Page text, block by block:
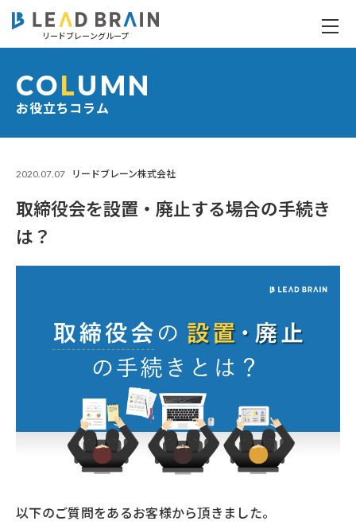
リードブレーングループ
お役立ちコラム
COLUMN
2020.07.07 リードブレーン株式会社
取締役会を設置・廃止する場合の手続き
は？
以下のご質問をあるお客様から頂きました。